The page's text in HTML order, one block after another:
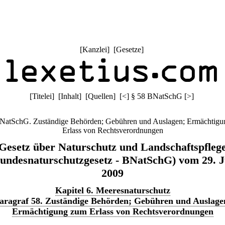
[Kanzlei] [Gesetze]
[Titelei] [Inhalt] [Quellen] [<] § 58 BNatSchG [>]
Zuständige Behörden; Gebühren und Auslagen;
Erlass von Rechtsverordnungen
über Naturschutz und
- BNatSchG) vom 29.
2009
Kapitel 6. Meeresnaturschutz
58. Zuständige Behörden; Gebühren und
Ermächtigung zum Erlass von Rechtsverordnungen